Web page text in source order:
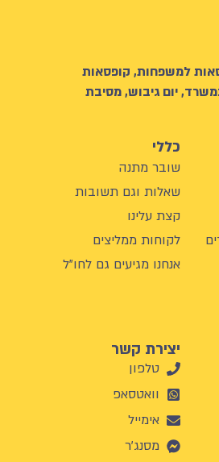
למשפחות, קופסאות
יום גיבוש, מסיבת
כללי
שובר מתנה
שאלות וגם תשובות
קצת עלינו
לקוחות ממליצים
אנחנו מגיעים גם לחו"ל
יצירת קשר
טלפון
וואטסאפ
אימייל
מסנג'ר